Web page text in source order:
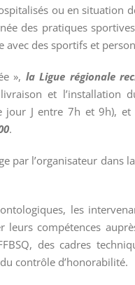
ou en situation
des pratiques
avec des sportifs et
», la Ligue régionale
et l’installation
jour J entre 7h et 9h), et
.
par l’organisateur dans
les
leurs compétences
des cadres
contrôle d’honorabilité.